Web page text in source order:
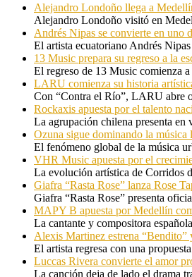
Alejandro Londoño llega a
Alejandro Londoño visitó en
Andrés Nipas se convierte en uno
El artista ecuatoriano Andrés
13 Music prepara su regreso a la
El regreso de 13 Music comienza
LARU comienza su historia
Con “Contra el Río”, LARU abre
Rockaxis apuesta por el talento
La agrupación chilena presenta
Ozuna sigue dominando la música
El fenómeno global de la música
VHR Music apuesta por el
La evolución artística de Corridos
Giafra “Rasta Rose” lanza Rose
Giafra “Rasta Rose” presenta
MAPY B apuesta por Medellín
La cantante y compositora
Alexis Martinez estrena “Bendito”
El artista regresa con una
Luccas Rivera convierte el amor
La canción deja de lado el drama